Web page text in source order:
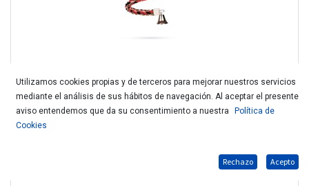
KARLIE ESPIRAL PERIQUITO MEDIANO 47371
Utilizamos cookies propias y de terceros para mejorar nuestros servicios
mediante el análisis de sus hábitos de navegación. Al aceptar el presente
aviso entendemos que da su consentimiento a nuestra
Política de
Cookies
Rechazo Acepto